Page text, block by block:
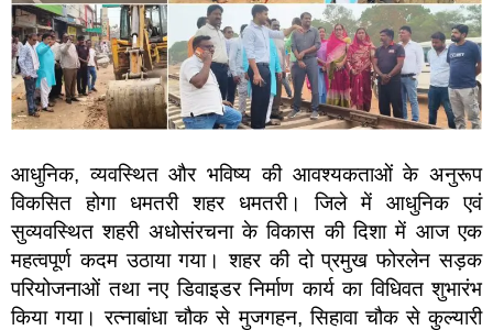
आधुनिक, व्यवस्थित और भविष्य की आवश्यकताओं के अनुरूप
विकसित होगा धमतरी शहर धमतरी। जिले में आधुनिक एवं
सुव्यवस्थित शहरी अधोसंरचना के विकास की दिशा में आज एक
महत्वपूर्ण कदम उठाया गया। शहर की दो प्रमुख फोरलेन सड़क
परियोजनाओं तथा नए डिवाइडर निर्माण कार्य का विधिवत शुभारंभ
किया गया। रत्नाबांधा चौक से मुजगहन, सिहावा चौक से कुल्यारी